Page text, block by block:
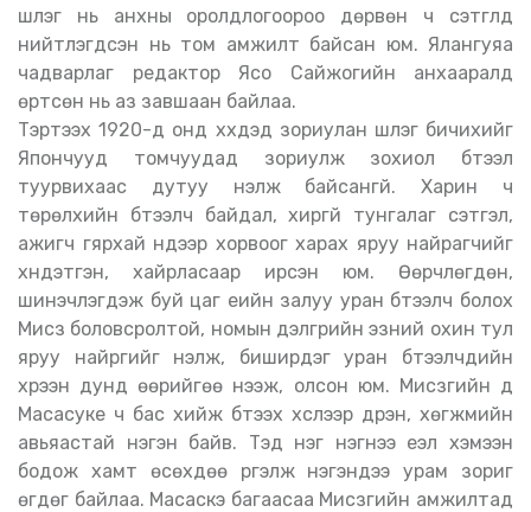
шүлэг нь анхны оролдлогоороо дөрвөн ч сэтгүүлд
нийтлэгдсэн нь том амжилт байсан юм. Ялангуяа
чадварлаг редактор Ясо Сайжогийн анхааралд
өртсөн нь аз завшаан байлаа.
Тэртээх 1920-д онд хүүхдэд зориулан шүлэг бичихийг
Япончууд томчуудад зориулж зохиол бүтээл
туурвихаас дутуу үнэлж байсангүй. Харин ч
төрөлхийн бүтээлч байдал, хиргүй тунгалаг сэтгэл,
ажигч гярхай нүдээр хорвоог харах яруу найрагчийг
хүндэтгэн, хайрласаар ирсэн юм. Өөрчлөгдөн,
шинэчлэгдэж буй цаг үеийн залуу уран бүтээлч болох
Мисүзү боловсролтой, номын дэлгүүрийн эзний охин тул
яруу найргийг үнэлж, биширдэг уран бүтээлчдийн
хүрээн дунд өөрийгөө нээж, олсон юм. Мисүзүгийн дүү
Масасуке ч бас хийж бүтээх хүслээр дүүрэн, хөгжмийн
авьяастай нэгэн байв. Тэд нэг нэгнээ үеэл хэмээн
бодож хамт өсөхдөө үргэлж нэгэндээ урам зориг
өгдөг байлаа. Масасүкэ багаасаа Мисүзүгийн амжилтад